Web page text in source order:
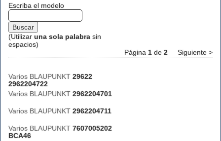
Escriba el modelo
(Utilizar una sola palabra sin
espacios)
Página 1 de 2 Siguiente >
Varios BLAUPUNKT 29622
2962204722
Varios BLAUPUNKT 2962204701
Varios BLAUPUNKT 2962204711
Varios BLAUPUNKT 7607005202
BCA46